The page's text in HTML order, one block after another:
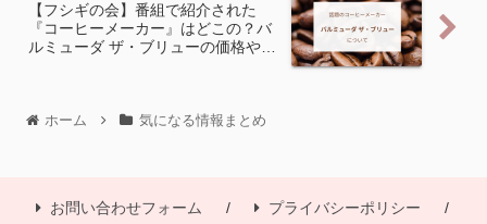
【フシギの会】番組で紹介された
『コーヒーメーカー』はどこの？バ
ルミューダ ザ・ブリューの価格や通
ホーム 気になる情報まとめ
お問い合わせフォーム
プライバシーポリシー